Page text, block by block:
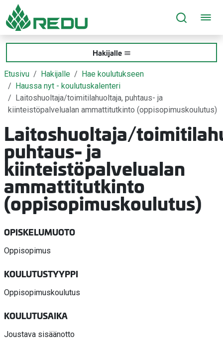
Siirry sivusisältöön
Hakijalle
Etusivu Hakijalle
Hae koulutukseen
Haussa nyt - koulutuskalenteri
Laitoshuoltaja/toimitilahuoltaja, puhtaus- ja
kiinteistöpalvelualan ammattitutkinto (oppisopimuskoulutus)
Laitoshuoltaja/
puhtaus- ja
kiinteistöpalvelualan
ammattitutkinto
(oppisopimuskoulutus)
OPISKELUMUOTO
Oppisopimus
KOULUTUSTYYPPI
Oppisopimuskoulutus
KOULUTUSAIKA
Joustava sisäänotto